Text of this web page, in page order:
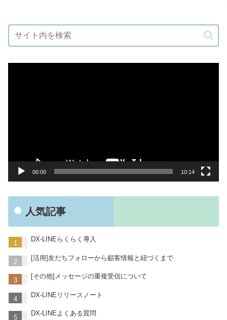
00:00 10:14
人気記事
DX-LINEらくらく導入
[活用]友だちフォローから顧客情報と紐づくまで
[その他]メッセージの重複受信について
DX-LINEリリースノート
DX-LINEよくある質問